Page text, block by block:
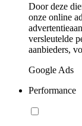
Door deze
onze online
versleutelde
aanbieders,
Google Ads
Performance